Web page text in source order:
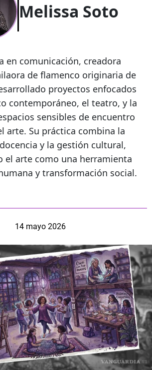
Melissa Soto
en comunicación, creadora
de flamenco originaria de
proyectos enfocados
contemporáneo, el teatro, y la
sensibles de encuentro
arte. Su práctica combina la
y la gestión cultural,
el arte como una herramienta
y transformación social.
14 mayo 2026